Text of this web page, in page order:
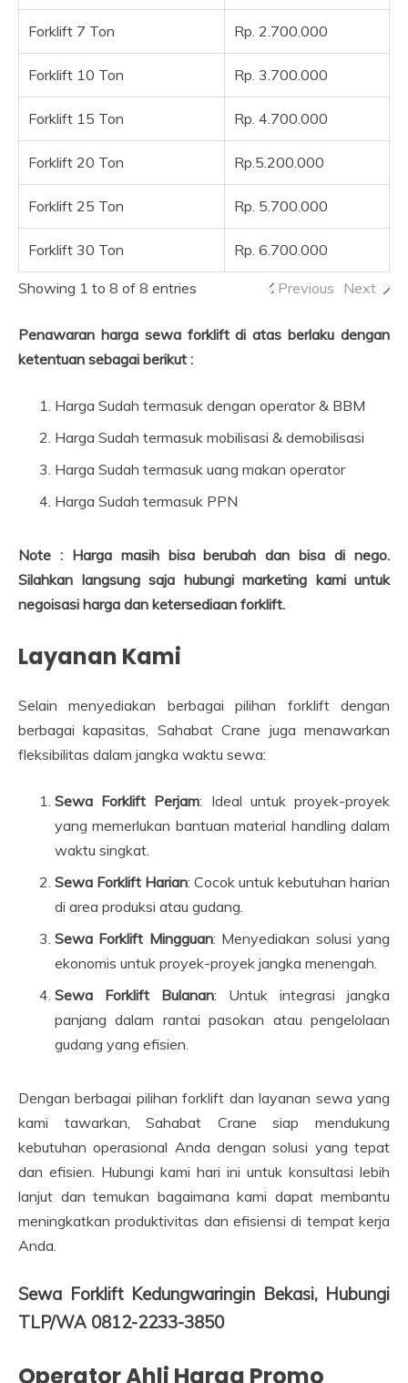
Forklift 7 Ton Rp. 2.700.000
Forklift 10 Ton Rp. 3.700.000
Forklift 15 Ton Rp. 4.700.000
Forklift 20 Ton Rp.5.200.000
Forklift 25 Ton Rp. 5.700.000
Forklift 30 Ton Rp. 6.700.000
Showing 1 to 8 of 8 entries Previous Next
Penawaran harga sewa forklift di atas berlaku dengan
ketentuan sebagai berikut :
Harga Sudah termasuk dengan operator & BBM
Harga Sudah termasuk mobilisasi & demobilisasi
Harga Sudah termasuk uang makan operator
Harga Sudah termasuk PPN
Note : Harga masih bisa berubah dan bisa di nego.
Silahkan langsung saja hubungi marketing kami untuk
negoisasi harga dan ketersediaan forklift.
Layanan Kami
Selain menyediakan berbagai pilihan forklift dengan
berbagai kapasitas, Sahabat Crane juga menawarkan
fleksibilitas dalam jangka waktu sewa:
Sewa Forklift Perjam: Ideal untuk proyek-proyek
yang memerlukan bantuan material handling dalam
waktu singkat.
Sewa Forklift Harian: Cocok untuk kebutuhan harian
di area produksi atau gudang.
Sewa Forklift Mingguan: Menyediakan solusi yang
ekonomis untuk proyek-proyek jangka menengah.
Sewa Forklift Bulanan: Untuk integrasi jangka
panjang dalam rantai pasokan atau pengelolaan
gudang yang efisien.
Dengan berbagai pilihan forklift dan layanan sewa yang
kami tawarkan, Sahabat Crane siap mendukung
kebutuhan operasional Anda dengan solusi yang tepat
dan efisien. Hubungi kami hari ini untuk konsultasi lebih
lanjut dan temukan bagaimana kami dapat membantu
meningkatkan produktivitas dan efisiensi di tempat kerja
Anda.
Sewa Forklift Kedungwaringin Bekasi, Hubungi
TLP/WA 0812-2233-3850
Operator Ahli Harga Promo